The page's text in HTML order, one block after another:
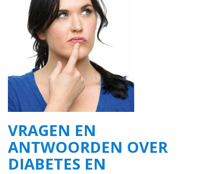
VRAGEN EN
ANTWOORDEN OVER
DIABETES EN